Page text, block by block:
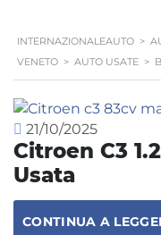
INTERNAZIONALEAUTO >
VENETO > AUTO USATE >
21/10/2025
Citroen C3
Usata
CONTINUA A